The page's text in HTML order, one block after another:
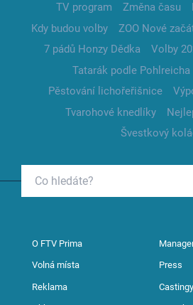
TV program
Změna času
Kdy budou volby
ZOO Nové
7 pádů Honzy Dědka
Volby
Tatarák podle Pohlreicha
Pěstování lichořeřišnice
Tvarohové knedlíky
Švestkový
O FTV Prima
Volná místa Press
Reklama